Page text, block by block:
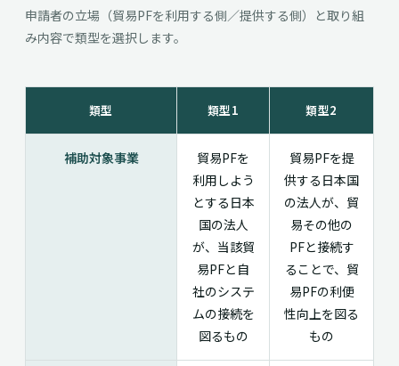
申請者の立場（貿易PFを利用する側／提供する側）と取り組
み内容で類型を選択します。
類型 類型1 類型2
補助対象事業
貿易PFを
利用しよう
とする日本
国の法人
が、当該貿
易PFと自
社のシステ
ムの接続を
図るもの
貿易PFを提
供する日本国
の法人が、貿
易その他の
PFと接続す
ることで、貿
易PFの利便
性向上を図る
もの